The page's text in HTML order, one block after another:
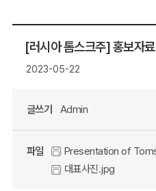
[러시아 톰스크주] 홍보자료
2023-05-22
글쓰기 Admin
파일
Presentation of
대표사진.jpg